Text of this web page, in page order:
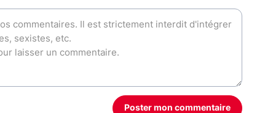
Poster mon commentaire